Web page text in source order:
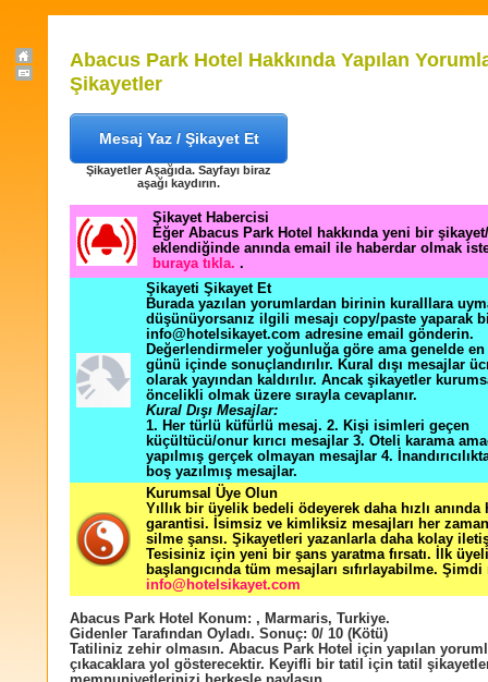
Abacus Park Hotel Hakkında Yapılan
Şikayetler
Mesaj Yaz / Şikayet Et
Şikayetler Aşağıda. Sayfayı biraz
aşağı kaydırın.
Şikayet Habercisi
Eğer Abacus Park Hotel hakkında yeni bir
eklendiğinde anında email ile haberdar olmak
buraya tıkla. .
Şikayeti Şikayet Et
Burada yazılan yorumlardan birinin kuralllara
düşünüyorsanız ilgili mesajı copy/paste yaparak
info@hotelsikayet.com adresine email gönderin.
Değerlendirmeler yoğunluğa göre ama genelde
günü içinde sonuçlandırılır. Kural dışı mesajlar
olarak yayından kaldırılır. Ancak şikayetler
öncelikli olmak üzere sırayla cevaplanır.
Kural Dışı Mesajlar:
1. Her türlü küfürlü mesaj. 2. Kişi isimleri geçen
küçültücü/onur kırıcı mesajlar 3. Oteli karama
yapılmış gerçek olmayan mesajlar 4.
boş yazılmış mesajlar.
Kurumsal Üye Olun
Yıllık bir üyelik bedeli ödeyerek daha hızlı
garantisi. İsimsiz ve kimliksiz mesajları her zaman
silme şansı. Şikayetleri yazanlarla daha kolay
Tesisiniz için yeni bir şans yaratma fırsatı. İlk
başlangıcında tüm mesajları sıfırlayabilme. Şimdi
info@hotelsikayet.com
Abacus Park Hotel Konum: , Marmaris, Turkiye.
Gidenler Tarafından Oyladı. Sonuç: 0/ 10 (Kötü)
Tatiliniz zehir olmasın. Abacus Park Hotel için yapılan
çıkacaklara yol gösterecektir. Keyifli bir tatil için tatil